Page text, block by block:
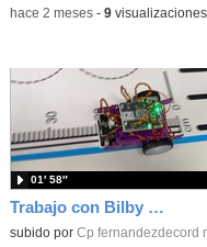
-hace 2 meses- 9visualizaciones
Trabajo con Bilby en 5º de Educacion Primaria
Contenido educativo.
subido por Cp fernandezdecord
01′ 58″